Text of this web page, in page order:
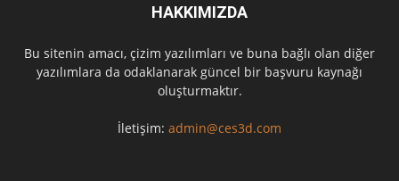
HAKKIMIZDA
Bu sitenin amacı, çizim yazılımları ve buna bağlı olan diğer
yazılımlara da odaklanarak güncel bir başvuru kaynağı
oluşturmaktır.
İletişim: admin@ces3d.com